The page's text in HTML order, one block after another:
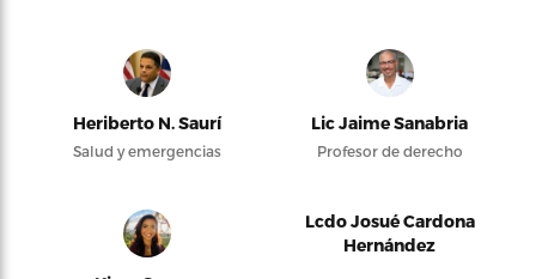
Heriberto N. Saurí
Salud y emergencias
Lic Jaime Sanabria
Profesor de derecho
Lcdo Josué Cardona
Hernández